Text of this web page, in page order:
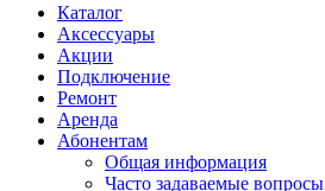
Каталог
Аксессуары
Акции
Подключение
Ремонт
Аренда
Абонентам
Общая информация
Часто задаваемые вопросы